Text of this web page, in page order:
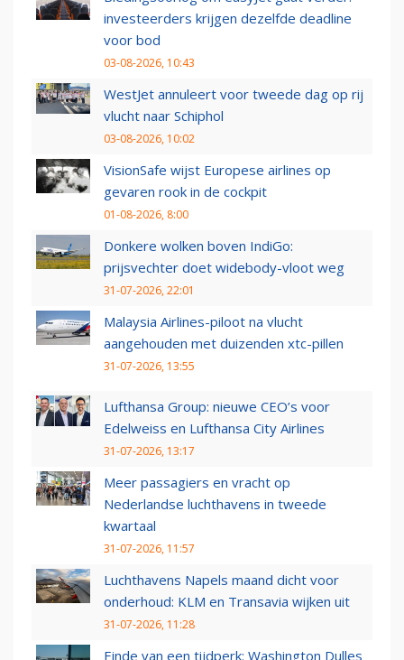
investeerders krijgen dezelfde deadline
voor bod
03-08-2026, 10:43
WestJet annuleert voor tweede dag op rij
vlucht naar Schiphol
03-08-2026, 10:02
VisionSafe wijst Europese airlines op
gevaren rook in de cockpit
01-08-2026, 8:00
Donkere wolken boven IndiGo:
prijsvechter doet widebody-vloot weg
31-07-2026, 22:01
Malaysia Airlines-piloot na vlucht
aangehouden met duizenden xtc-pillen
31-07-2026, 13:55
Lufthansa Group: nieuwe CEO’s voor
Edelweiss en Lufthansa City Airlines
31-07-2026, 13:17
Meer passagiers en vracht op
Nederlandse luchthavens in tweede
kwartaal
31-07-2026, 11:57
Luchthavens Napels maand dicht voor
onderhoud: KLM en Transavia wijken uit
31-07-2026, 11:28
Einde van een tijdperk: Washington Dulles